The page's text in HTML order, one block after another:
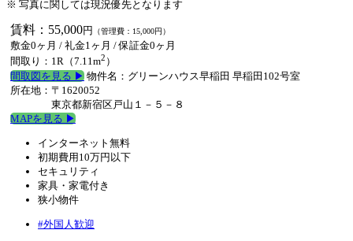
※ 写真に関しては現況優先となります
賃料：55,000円 （管理費：15,000円）
敷金0ヶ月 / 礼金1ヶ月 /保証金0ヶ月
間取り：1R（7.11m2 ）
間取図を見る ▶︎ 物件名：グリーンハウス早稲田 早稲田102号室
所在地：〒1620052
東京都新宿区戸山１－５－８
MAPを見る ▶︎
インターネット無料
初期費用10万円以下
セキュリティ
家具・家電付き
狭小物件
#外国人歓迎